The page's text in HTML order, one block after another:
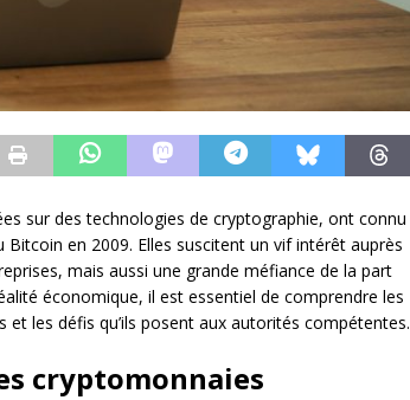
sur des technologies de cryptographie, ont connu
en 2009. Elles suscitent un vif intérêt auprès
mais aussi une grande méfiance de la part
économique, il est essentiel de comprendre les
les défis qu’ils posent aux autorités compétentes.
cryptomonnaies